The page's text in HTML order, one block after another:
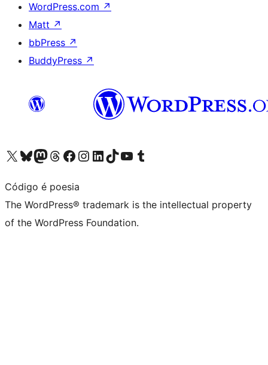
WordPress.com ↗
Matt ↗
bbPress ↗
BuddyPress ↗
Visit our X (formerly Twitter) account
Visit our Bluesky account
Visit our Mastodon account
Visit our Threads account
Visit our Facebook page
Visit our Instagram account
Visit our LinkedIn account
Visit our TikTok account
Visit our YouTube channel
Visit our Tumblr account
Código é poesia
The WordPress® trademark is the intellectual property
of the WordPress Foundation.